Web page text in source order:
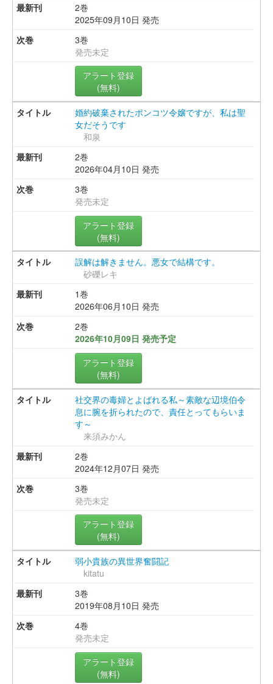
2巻
2025年09月10日 発売
3巻
発売未定
アラート登録
(無料)
婚約破棄されたポンコツ令嬢ですが、私は聖
女だそうです
和泉
2巻
2026年04月10日 発売
3巻
発売未定
アラート登録
(無料)
誤解は解きません。悪女で結構です。
砂礫レキ
1巻
2026年06月10日 発売
2巻
2026年10月09日 発売予定
アラート登録
(無料)
社交界の毒婦とよばれる私～素敵な辺境伯令
息に腕を折られたので、責任とってもらいま
す～
来須みかん
2巻
2024年12月07日 発売
3巻
発売未定
アラート登録
(無料)
弱小貴族の異世界奮闘記
kitatu
3巻
2019年08月10日 発売
4巻
発売未定
アラート登録
(無料)